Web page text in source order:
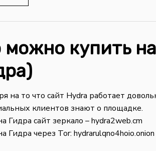
можно купить
на то что сайт Hydra работает
клиентов знают о площадке.
Гидра сайт зеркало – hydra2web.cm
Гидра через Tor: hydrarulqno4hoio.onion